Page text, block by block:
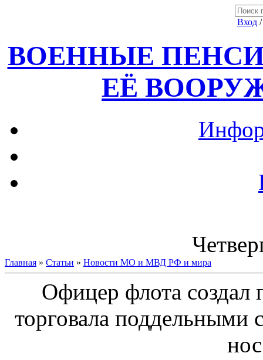
Вход
ВОЕННЫЕ
ЕЁ
Главная » Статьи » Новости МО и МВД РФ и мира
Офицер флота создал
торговала поддельными